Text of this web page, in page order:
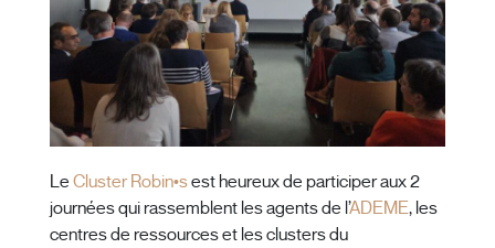
Le Cluster Robin•sest heureux de participer aux 2
journées qui rassemblent les agents de l’ADEME, les
centres de ressources et les clusters du